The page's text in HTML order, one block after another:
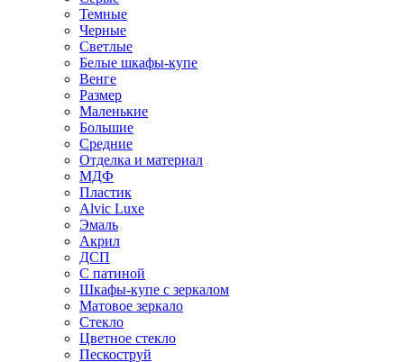
Темные
Черные
Светлые
Белые шкафы-купе
Венге
Размер
Маленькие
Большие
Средние
Отделка и материал
МДФ
Пластик
Alvic Luxe
Эмаль
Акрил
ДСП
С патиной
Шкафы-купе с зеркалом
Матовое зеркало
Стекло
Цветное стекло
Пескоструй